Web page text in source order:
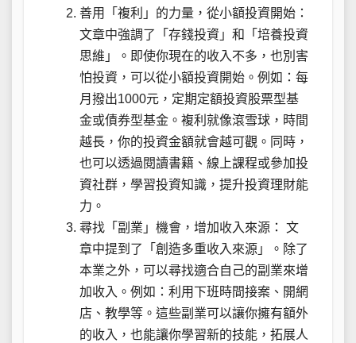
善用「複利」的力量，從小額投資開始：
文章中強調了「存錢投資」和「培養投資
思維」。即使你現在的收入不多，也別害
怕投資，可以從小額投資開始。例如：每
月撥出1000元，定期定額投資股票型基
金或債券型基金。複利就像滾雪球，時間
越長，你的投資金額就會越可觀。同時，
也可以透過閱讀書籍、線上課程或參加投
資社群，學習投資知識，提升投資理財能
力。
尋找「副業」機會，增加收入來源： 文
章中提到了「創造多重收入來源」。除了
本業之外，可以尋找適合自己的副業來增
加收入。例如：利用下班時間接案、開網
店、教學等。這些副業可以讓你擁有額外
的收入，也能讓你學習新的技能，拓展人